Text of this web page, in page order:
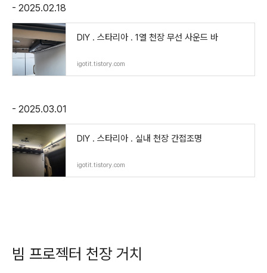
- 2025.02.18
DIY . 스타리아 . 1열 천장 무선 사운드 바
igotit.tistory.com
- 2025.03.01
DIY . 스타리아 . 실내 천장 간접조명
igotit.tistory.com
빔 프로젝터 천장 거치